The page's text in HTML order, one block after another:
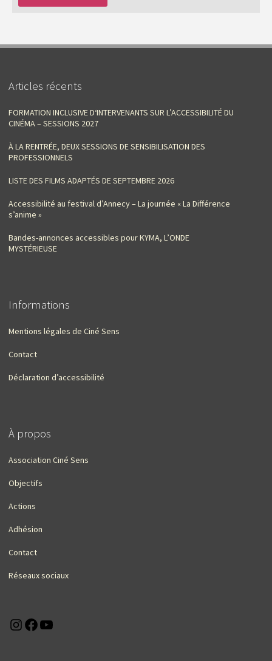
Articles récents
FORMATION INCLUSIVE D‘INTERVENANTS SUR L’ACCESSIBILITÉ DU
CINÉMA – SESSIONS 2027
À LA RENTRÉE, DEUX SESSIONS DE SENSIBILISATION DES
PROFESSIONNELS
LISTE DES FILMS ADAPTÉS DE SEPTEMBRE 2026
Accessibilité au festival d’Annecy – La journée « La Différence
s’anime »
Bandes-annonces accessibles pour KYMA, L’ONDE
MYSTÉRIEUSE
Informations
Mentions légales de Ciné Sens
Contact
Déclaration d’accessibilité
À propos
Association Ciné Sens
Objectifs
Actions
Adhésion
Contact
Réseaux sociaux
Instagram
Facebook